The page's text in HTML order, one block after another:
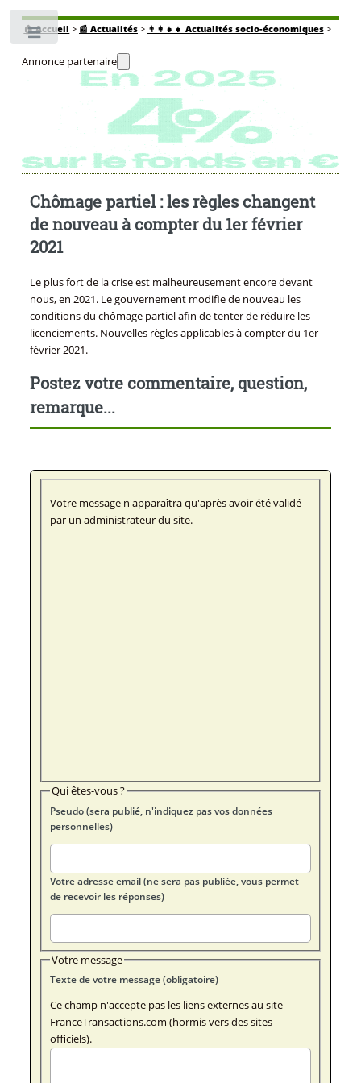
🏠Accueil > 📰 Actualités> 👨‍👩‍👧‍👧 Actualités socio-économiques>
Annonce partenaire
Chômage partiel : les règles changent
de nouveau à compter du 1er février
2021
Le plus fort de la crise est malheureusement encore devant
nous, en 2021. Le gouvernement modifie de nouveau les
conditions du chômage partiel afin de tenter de réduire les
licenciements. Nouvelles règles applicables à compter du 1er
février 2021.
Postez votre commentaire, question,
remarque...
Votre message n'apparaîtra qu'après avoir été validé
par un administrateur du site.
Qui êtes-vous ?
Pseudo (sera publié, n'indiquez pas vos données
personnelles)
Votre adresse email (ne sera pas publiée, vous permet
de recevoir les réponses)
Votre message
Texte de votre message (obligatoire)
Ce champ n'accepte pas les liens externes au site
FranceTransactions.com (hormis vers des sites
officiels).
Toggle